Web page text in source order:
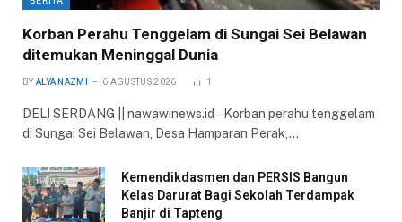
Korban Perahu Tenggelam di Sungai Sei Belawan
ditemukan Meninggal Dunia
BY ALYA NAZMI 6 AGUSTUS 2026 1
DELI SERDANG || nawawinews.id – Korban perahu tenggelam
di Sungai Sei Belawan, Desa Hamparan Perak,…
Kemendikdasmen dan PERSIS Bangun
Kelas Darurat Bagi Sekolah Terdampak
Banjir di Tapteng